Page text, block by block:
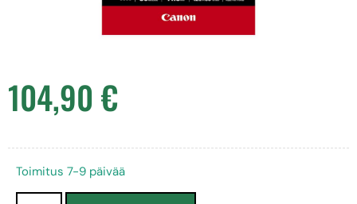
104,90€
Toimitus 7-9 päivää